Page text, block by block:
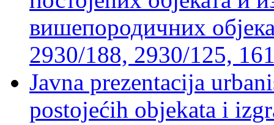
вишепородичних
2930/188, 2930/125,
Javna prezentacija
postojećih objekata i